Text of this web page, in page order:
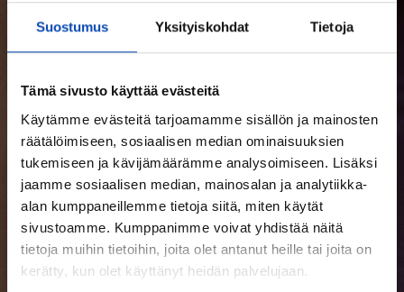
Suostumus Yksityiskohdat Tietoja
Tämä sivusto käyttää evästeitä
Käytämme evästeitä tarjoamamme sisällön ja mainosten
räätälöimiseen, sosiaalisen median ominaisuuksien
tukemiseen ja kävijämäärämme analysoimiseen. Lisäksi
jaamme sosiaalisen median, mainosalan ja analytiikka-
alan kumppaneillemme tietoja siitä, miten käytät
sivustoamme. Kumppanimme voivat yhdistää näitä
tietoja muihin tietoihin, joita olet antanut heille tai joita on
kerätty, kun olet käyttänyt heidän palvelujaan.
LUE LISÄÄ